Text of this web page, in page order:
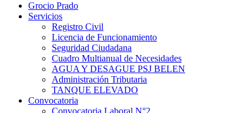
Grocio Prado
Servicios
Registro Civil
Licencia de Funcionamiento
Seguridad Ciudadana
Cuadro Multianual de Necesidades
AGUA Y DESAGUE PSJ BELEN
Administración Tributaria
TANQUE ELEVADO
Convocatoria